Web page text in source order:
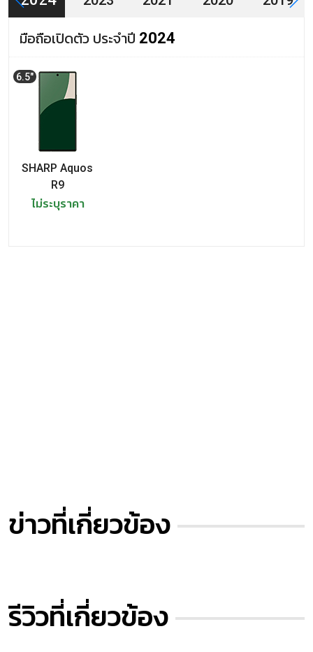
SHARP Aquos R6
SHARP รุ่นปี 2020
SHARP Aquos R5G
SHARP รุ่นปี 2019
SHARP Aquos Zero 2
SHARP Aquos Zero
SHARP X1
SHARP Z2
มือถือเปิดตัว ประจำปี 2024
SHARP Aquos
R9
ไม่ระบุราคา
6.5"
ข่าวที่เกี่ยวข้อง
รีวิวที่เกี่ยวข้อง